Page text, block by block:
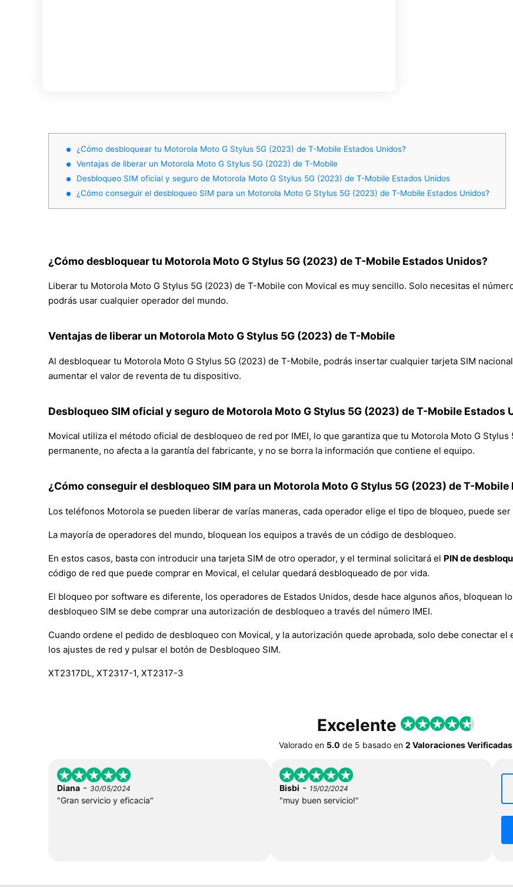
¿Cómo desbloquear tu Motorola Moto G Stylus 5G (2023) de T-Mobile Estados Unidos?
Ventajas de liberar un Motorola Moto G Stylus 5G (2023) de T-Mobile
Desbloqueo SIM oficial y seguro de Motorola Moto G Stylus 5G (2023) de T-Mobile Estados Unidos
¿Cómo conseguir el desbloqueo SIM para un Motorola Moto G Stylus 5G (2023) de T-Mobile Estados Unidos?
¿Cómo desbloquear tu Motorola Moto G Stylus 5G (2023) de T-Mobile Estados Unidos?
Liberar tu Motorola Moto G Stylus 5G (2023) de T-Mobile con Movical es muy sencillo. Solo necesitas el
podrás usar cualquier operador del mundo.
Ventajas de liberar un Motorola Moto G Stylus 5G (2023) de T-Mobile
Al desbloquear tu Motorola Moto G Stylus 5G (2023) de T-Mobile, podrás insertar cualquier tarjeta SIM
aumentar el valor de reventa de tu dispositivo.
Desbloqueo SIM oficial y seguro de Motorola Moto G Stylus 5G (2023) de T-Mobile Estados
Movical utiliza el método oficial de desbloqueo de red por IMEI, lo que garantiza que tu Motorola Moto G
permanente, no afecta a la garantía del fabricante, y no se borra la información que contiene el equipo.
¿Cómo conseguir el desbloqueo SIM para un Motorola Moto G Stylus 5G (2023) de T-Mobile
Los teléfonos Motorola se pueden liberar de varías maneras, cada operador elige el tipo de bloqueo, puede
La mayoría de operadores del mundo, bloquean los equipos a través de un código de desbloqueo.
En estos casos, basta con introducir una tarjeta SIM de otro operador, y el terminal solicitará el PIN de
código de red que puede comprar en Movical, el celular quedará desbloqueado de por vida.
El bloqueo por software es diferente, los operadores de Estados Unidos, desde hace algunos años, bloquean
desbloqueo SIM se debe comprar una autorización de desbloqueo a través del número IMEI.
Cuando ordene el pedido de desbloqueo con Movical, y la autorización quede aprobada, solo debe conectar
los ajustes de red y pulsar el botón de Desbloqueo SIM.
XT2317DL, XT2317-1, XT2317-3
Excelente
Valorado en 5.0 de 5 basado en 2 Valoraciones Verificadas
Diana - 30/05/2024
"Gran servicio y eficacia"
Bisbi - 15/02/2024
"muy buen servicio!"